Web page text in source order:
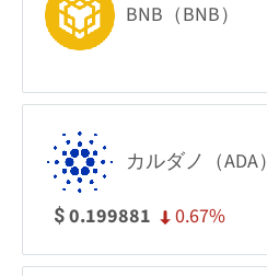
BNB（BNB）
カルダノ（ADA）
$0.199881 0.67%